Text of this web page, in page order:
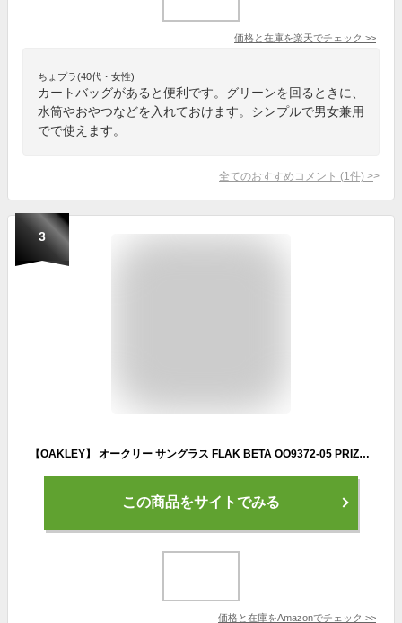
価格と在庫を楽天でチェック >>
ちょプラ(40代・女性)
カートバッグがあると便利です。グリーンを回るときに、
水筒やおやつなどを入れておけます。シンプルで男女兼用
でで使えます。
全てのおすすめコメント (1 件) >
3
【OAKLEY】 オークリー サングラス FLAK BETA OO9372-05 PRIZM GOLF アジアンフィット 国内正規品
この商品をサイトでみる
価格と在庫をAmazonでチェック >>